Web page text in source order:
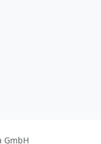
GmbH